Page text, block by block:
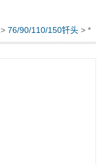
>76/90/110/150钎头 > *